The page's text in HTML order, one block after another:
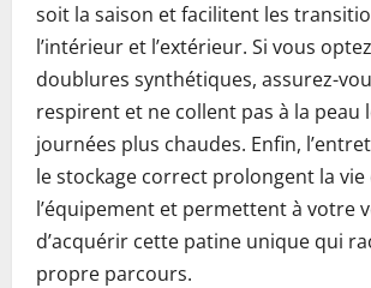
soit la saison et facilitent les
l’intérieur et l’extérieur. Si vous
doublures synthétiques, assurez-
respirent et ne collent pas à la peau
journées plus chaudes. Enfin,
le stockage correct prolongent la vie
l’équipement et permettent à votre
d’acquérir cette patine unique qui
propre parcours.